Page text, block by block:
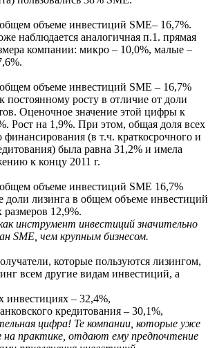
объеме инвестиций SME– 16,7%.
наблюдается аналогичная п.1. прямая
компании: микро – 10,0%, малые –
объеме инвестиций SME – 16,7%
постоянному росту в отличие от доли
Оценочное значение этой цифры к
Рост на 1,9%. При этом, общая доля всех
финансирования (в т.ч. краткосрочного и
была равна 31,2% и имела
к концу 2011 г.
объеме инвестиций SME 16,7%
доли лизинга в общем объеме инвестиций
размеров 12,9%.
инструмент инвестиций значительно
SME , чем крупным бизнесом.
которые пользуются лизингом,
всем другие видам инвестиций, а
инвестициях – 32,4%,
кредитования – 30,1%,
цифра! Те компании, которые уже
на практике, отдают ему предпочтение